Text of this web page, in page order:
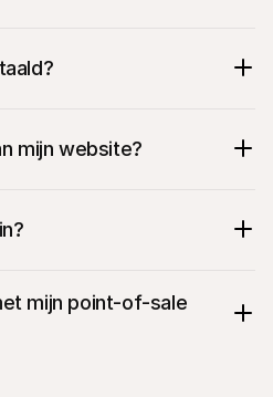
mijn website?
mijn point-of-sale